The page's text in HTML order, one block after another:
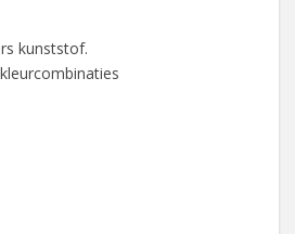
kunststof.